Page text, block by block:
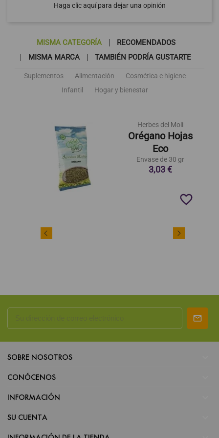
Haga clic aquí para dejar una opinión
MISMA CATEGORÍA
RECOMENDADOS
MISMA MARCA
TAMBIÉN PODRÍA GUSTARTE
Suplementos Alimentación
Cosmética e higiene
Infantil
Hogar y bienestar
Herbes del Moli
Orégano Hojas
Eco
Envase de 30 gr
3,03 €
favorite_border
SOBRE NOSOTROS
CONÓCENOS
INFORMACIÓN
SU CUENTA